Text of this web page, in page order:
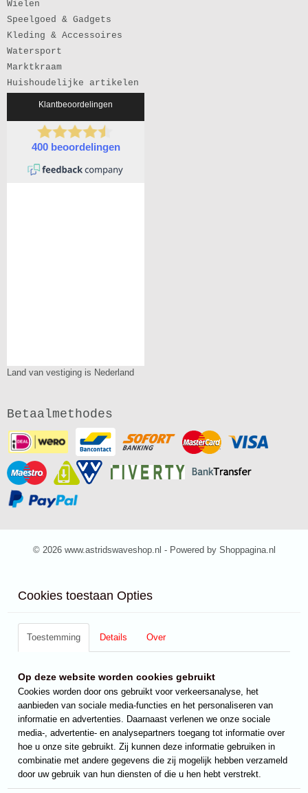
Wielen
Speelgoed & Gadgets
Kleding & Accessoires
Watersport
Marktkraam
Huishoudelijke artikelen
Land van vestiging is Nederland
Betaalmethodes
© 2026 www.astridswaveshop.nl - Powered by Shoppagina.nl
Cookies toestaan Opties
Toestemming Details Over
Op deze website worden cookies gebruikt
Cookies worden door ons gebruikt voor verkeersanalyse, het
aanbieden van sociale media-functies en het personaliseren van
informatie en advertenties. Daarnaast verlenen we onze sociale
media-, advertentie- en analysepartners toegang tot informatie over
hoe u onze site gebruikt. Zij kunnen deze informatie gebruiken in
combinatie met andere gegevens die zij mogelijk hebben verzameld
door uw gebruik van hun diensten of die u hen hebt verstrekt.